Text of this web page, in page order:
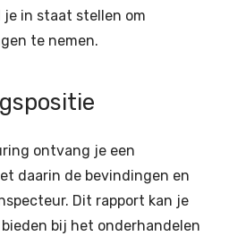
je in staat stellen om
te nemen.
ontvang je een
daarin de bevindingen en
Dit rapport kan je
bij het onderhandelen